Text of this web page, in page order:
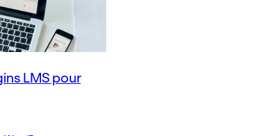
LMS pour